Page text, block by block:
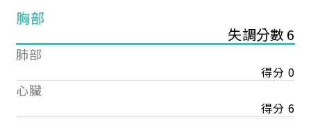
胸部
失調分數 6
肺部
得分 0
心臟
得分 6